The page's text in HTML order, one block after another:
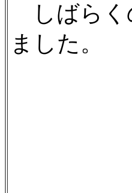
しばらく
ました。